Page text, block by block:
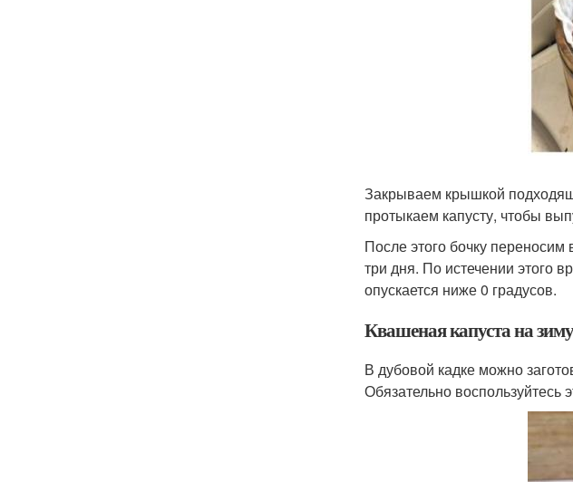
Закрываем крышкой
протыкаем капусту, чтобы
После этого бочку
три дня. По истечении этого
опускается ниже 0 градусов.
Квашеная капуста на
В дубовой кадке можно
Обязательно